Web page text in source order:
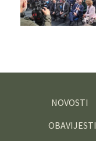
NOVOSTI